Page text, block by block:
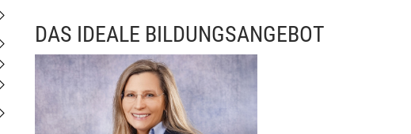
Untermenu Management & Entrepreneurship
Untermenu Kultur
Untermenu IT & Digitalisierung
Untermenu Recht
Untermenu Soziales, Gesundheit & Bildung
DAS IDEALE BILDUNGSANGEBOT